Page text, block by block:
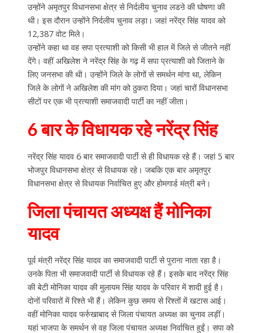
उन्होंने अमृतपुर विधानसभा क्षेत्र से निर्दलीय चुनाव लडऩे की घोषणा की
थी। इस दौरान उन्होंने निर्दलीय चुनाव लड़ा। जहां नरेंद्र सिंह यादव को
12,387 वोट मिले।
उन्होंने कहा था वह सपा प्रत्याशी को किसी भी हाल में जिले से जीतने नहीं
देंगे। वहीं अखिलेश ने नरेंद्र सिंह के गढ़ में सपा प्रत्याशी को जिताने के
लिए जनसभा की थी। उन्होंने जिले के लोगों से समर्थन मांगा था, लेकिन
जिले के लोगों ने अखिलेश की मांग को ठुकरा दिया। जहां चारों विधानसभा
सीटों पर एक भी प्रत्याशी समाजवादी पार्टी का नहीं जीता।
6 बार के विधायक रहे नरेंद्र सिंह
नरेंद्र सिंह यादव 6 बार समाजवादी पार्टी से ही विधायक रहे हैं। जहां 5 बार
भोजपुर विधानसभा क्षेत्र से विधायक रहे। जबकि एक बार अमृतपुर
विधानसभा क्षेत्र से विधायक निर्वाचित हुए और होमगार्ड मंत्री बने।
जिला पंचायत अध्यक्ष हैं मोनिका
यादव
पूर्व मंत्री नरेंद्र सिंह यादव का समाजवादी पार्टी से पुराना नाता रहा है।
उनके पिता भी समाजवादी पार्टी से विधायक रहे हैं। इसके बाद नरेंद्र सिंह
की बेटी मोनिका यादव की मुलायम सिंह यादव के परिवार में शादी हुई है।
दोनों परिवारों में रिश्ते भी हैं। लेकिन कुछ समय से रिश्तों में खटास आई।
वहीं मोनिका यादव फर्रुखाबाद से जिला पंचायत अध्यक्ष का चुनाव लड़ीं।
यहां भाजपा के समर्थन से वह जिला पंचायत अध्यक्ष निर्वाचित हुईं। सपा को